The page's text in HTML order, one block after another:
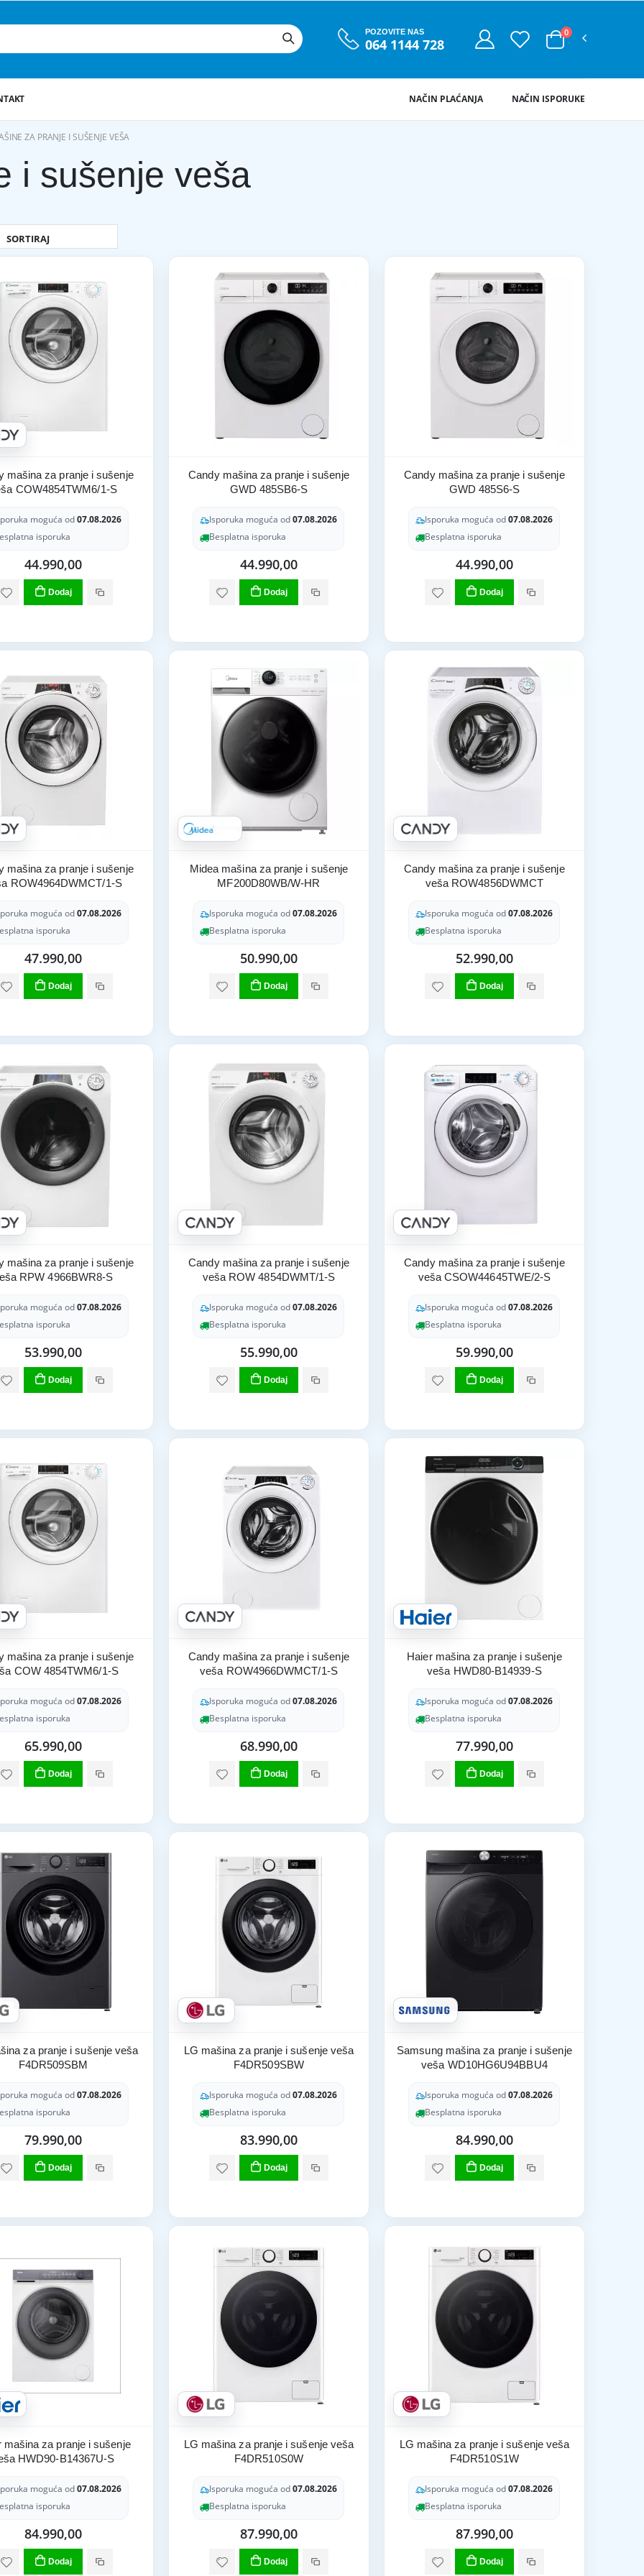
POZOVITE NAS
064 1144 728
0
NAČIN ISPORUKE
NAČIN PLAĆANJA
ZA PRANJE I SUŠENJE VEŠA
i sušenje veša
mašina za pranje i sušenje
COW4854TWM6/1-S
moguća od07.08.2026
isporuka
44.990,00
Dodaj
Candy mašina za pranje i sušenje
GWD 485SB6-S
Isporuka moguća od07.08.2026
Besplatna isporuka
44.990,00
Dodaj
Candy mašina za pranje i sušenje
GWD 485S6-S
Isporuka moguća od07.08.2026
Besplatna isporuka
44.990,00
Dodaj
mašina za pranje i sušenje
ROW4964DWMCT/1-S
moguća od07.08.2026
isporuka
47.990,00
Dodaj
Midea mašina za pranje i sušenje
MF200D80WB/W-HR
Isporuka moguća od07.08.2026
Besplatna isporuka
50.990,00
Dodaj
Candy mašina za pranje i sušenje
veša ROW4856DWMCT
Isporuka moguća od07.08.2026
Besplatna isporuka
52.990,00
Dodaj
mašina za pranje i sušenje
RPW 4966BWR8-S
moguća od07.08.2026
isporuka
53.990,00
Dodaj
Candy mašina za pranje i sušenje
veša ROW 4854DWMT/1-S
Isporuka moguća od07.08.2026
Besplatna isporuka
55.990,00
Dodaj
Candy mašina za pranje i sušenje
veša CSOW44645TWE/2-S
Isporuka moguća od07.08.2026
Besplatna isporuka
59.990,00
Dodaj
mašina za pranje i sušenje
COW 4854TWM6/1-S
moguća od07.08.2026
isporuka
65.990,00
Dodaj
Candy mašina za pranje i sušenje
veša ROW4966DWMCT/1-S
Isporuka moguća od07.08.2026
Besplatna isporuka
68.990,00
Dodaj
Haier mašina za pranje i sušenje
veša HWD80-B14939-S
Isporuka moguća od07.08.2026
Besplatna isporuka
77.990,00
Dodaj
za pranje i sušenje veša
F4DR509SBM
moguća od07.08.2026
isporuka
79.990,00
Dodaj
LG mašina za pranje i sušenje veša
F4DR509SBW
Isporuka moguća od07.08.2026
Besplatna isporuka
83.990,00
Dodaj
Samsung mašina za pranje i sušenje
veša WD10HG6U94BBU4
Isporuka moguća od07.08.2026
Besplatna isporuka
84.990,00
Dodaj
mašina za pranje i sušenje
HWD90-B14367U-S
moguća od07.08.2026
isporuka
84.990,00
Dodaj
LG mašina za pranje i sušenje veša
F4DR510S0W
Isporuka moguća od07.08.2026
Besplatna isporuka
87.990,00
Dodaj
LG mašina za pranje i sušenje veša
F4DR510S1W
Isporuka moguća od07.08.2026
Besplatna isporuka
87.990,00
Dodaj